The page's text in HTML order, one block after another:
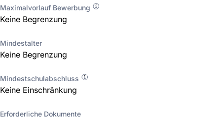
Maximalvorlauf Bewerbung
Keine Begrenzung
Mindestalter
Keine Begrenzung
Mindestschulabschluss
Keine Einschränkung
Erforderliche Dokumente